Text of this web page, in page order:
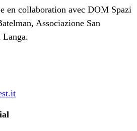
en collaboration avec DOM Spazi
Associazione San